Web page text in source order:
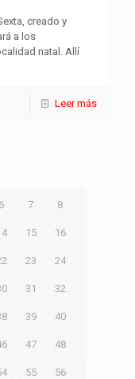
creado y
a los
natal. Allí
Leer más
6 7 8
15 16
23 24
31 32
39 40
47 48
55 56